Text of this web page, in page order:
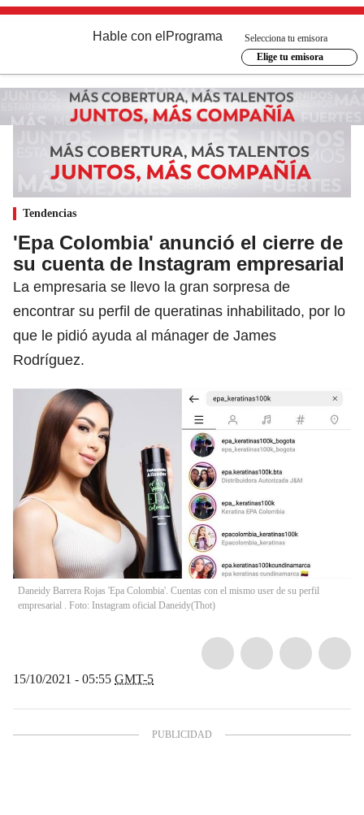
Hable con el Programa
Selecciona tu emisora
Elige tu emisora
Tendencias
'Epa Colombia' anunció el cierre de
su cuenta de Instagram empresarial
La empresaria se llevo la gran sorpresa de
encontrar su perfil de queratinas inhabilitado, por lo
que le pidió ayuda al mánager de James
Rodríguez.
Daneidy Barrera Rojas 'Epa Colombia'. Cuentas con el mismo user de su perfil
empresarial . Foto: Instagram oficial Daneidy(Thot)
15/10/2021 - 05:55 GMT-5